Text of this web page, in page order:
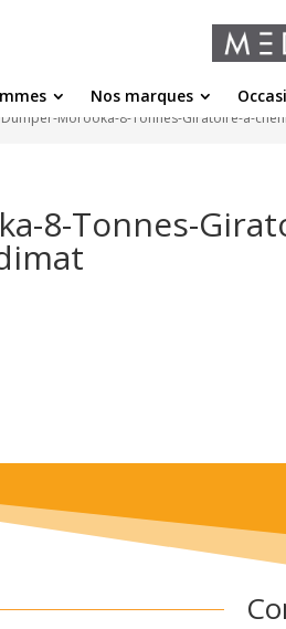
Nos marques
Dumper-Morooka-8-Tonnes-Giratoire-a-
8-Tonnes-